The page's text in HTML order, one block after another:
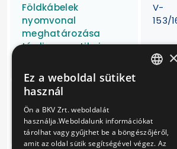
Földkábelek
nyomvonal
meghatározása
térdiagnosztikai
V-
153/
Háztartási és irodai
berendezések eseti
javítása
×
Ez a weboldal sütiket
használ
Ön a BKV Zrt. weboldalát
használja.Weboldalunk információkat
tárolhat vagy gyűjthet be a böngészőjéről,
amit az oldal sütik segítségével végez. Az